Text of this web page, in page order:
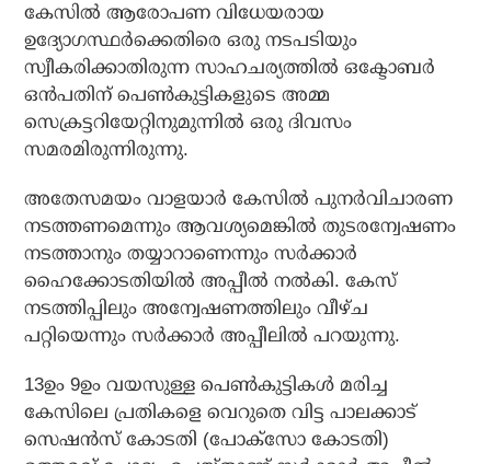
കേസില്‍ ആരോപണ വിധേയരായ
ഉദ്യോഗസ്ഥര്‍ക്കെതിരെ ഒരു നടപടിയും
സ്വീകരിക്കാതിരുന്ന സാഹചര്യത്തില്‍ ഒക്ടോബര്‍
ഒന്‍പതിന് പെണ്‍കുട്ടികളുടെ അമ്മ
സെക്രട്ടറിയേറ്റിനുമുന്നില്‍ ഒരു ദിവസം
സമരമിരുന്നിരുന്നു.
അതേസമയം വാളയാര്‍ കേസില്‍ പുനര്‍വിചാരണ
നടത്തണമെന്നും ആവശ്യമെങ്കില്‍ തുടരന്വേഷണം
നടത്താനും തയ്യാറാണെന്നും സര്‍ക്കാര്‍
ഹൈക്കോടതിയില്‍ അപ്പീല്‍ നല്‍കി. കേസ്
നടത്തിപ്പിലും അന്വേഷണത്തിലും വീഴ്ച
പറ്റിയെന്നും സര്‍ക്കാര്‍ അപ്പീലില്‍ പറയുന്നു.
13ഉം 9ഉം വയസുള്ള പെണ്‍കുട്ടികള്‍ മരിച്ച
കേസിലെ പ്രതികളെ വെറുതെ വിട്ട പാലക്കാട്
സെഷന്‍സ് കോടതി (പോക്സോ കോടതി)